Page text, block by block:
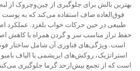
بهترین بالش برای جلوگیری از چین‌وچروک از
فوق‌العاده صاف استفاده می‌کند که به
طبیعی در حین حرکات خواب بلغزد. عملکرد
حفظ تراز مناسب سر و گردن همراه با کاهش
است. ویژگی‌های فناوری آن شامل ساختار
استراتژیک، روکش‌های ابریشمی یا الیاف
است که از تجمع بیش‌ازحد گرما جلوگیری